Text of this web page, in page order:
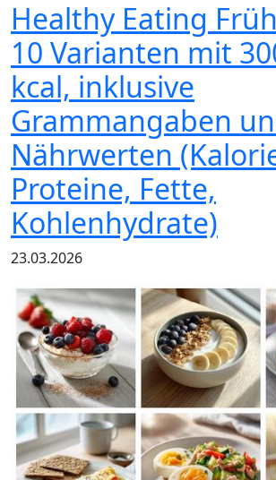
Healthy Eating
10 Varianten mit
kcal, inklusive
Grammangaben
Nährwerten
Proteine, Fette,
Kohlenhydrate)
23.03.2026